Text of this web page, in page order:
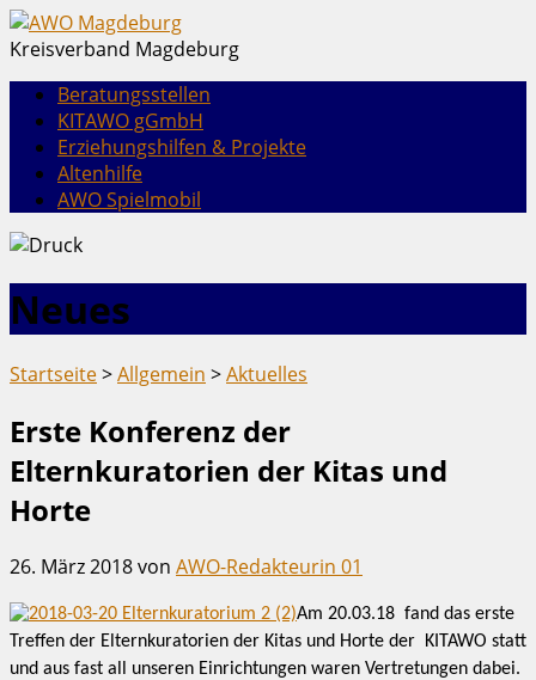
Kreisverband Magdeburg
Beratungsstellen
KITAWO gGmbH
Erziehungshilfen & Projekte
Altenhilfe
AWO Spielmobil
Neues
Startseite>Allgemein >Aktuelles
Erste Konferenz der
Elternkuratorien der Kitas und
Horte
26. März 2018von AWO-Redakteurin 01
Am 20.03.18 fand das erste
Treffen der Elternkuratorien der Kitas und Horte der KITAWO statt
und aus fast all unseren Einrichtungen waren Vertretungen dabei.